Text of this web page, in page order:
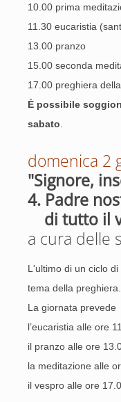
10.00 prima
11.30 eucaristia
13.00 pranzo
15.00 seconda
17.00 preghiera
È possibile
sabato
domenica 2
"Signore,
4. Padre
di tutto il
a cura delle
L'ultimo di un ciclo
tema della preghiera.
La giornata prevede
l’eucaristia alle ore
il pranzo alle ore
la meditazione alle
il vespro alle ore